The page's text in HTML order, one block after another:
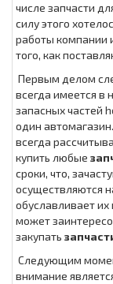
числе запчасти
силу этого
работы компании
того, как
Первым делом
всегда имеется в
запасных частей
один
всегда
купить любые
сроки, что,
осуществляются
обуславливает их
может
закупать
Следующим
внимание